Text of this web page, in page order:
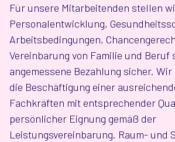
Für unsere Mitarbeitenden stellen
Personalentwicklung,
Arbeitsbedingungen,
Vereinbarung von Familie und Beruf
angemessene Bezahlung sicher.
die Beschäftigung einer
Fachkräften mit entsprechender
persönlicher Eignung gemäß der
Leistungsvereinbarung. Raum- und